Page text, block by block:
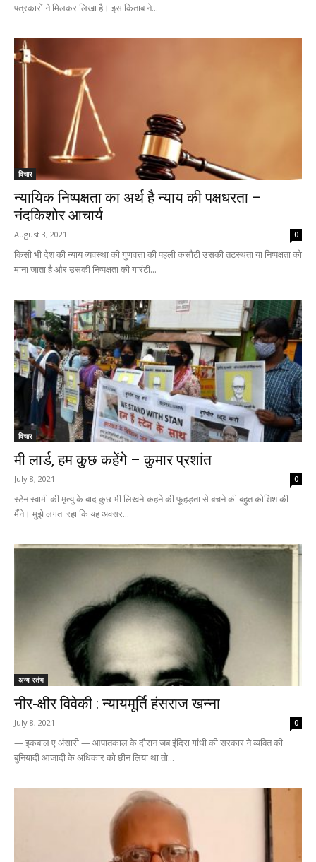
पत्रकारों ने मिलकर लिखा है। इस किताब ने...
विचार
न्यायिक निष्पक्षता का अर्थ है न्याय की पक्षधरता –
नंदकिशोर आचार्य
August 3, 2021 0
किसी भी देश की न्याय व्यवस्था की गुणवत्ता की पहली कसौटी उसकी तटस्थता या निष्पक्षता को
माना जाता है और उसकी निष्पक्षता की गारंटी...
विचार
मी लार्ड, हम कुछ कहेंगे – कुमार प्रशांत
July 8, 2021 0
स्टेन स्वामी की मृत्यु के बाद कुछ भी लिखने-कहने की फूहड़ता से बचने की बहुत कोशिश की
मैंने। मुझे लगता रहा कि यह अवसर...
अन्य स्तंभ
नीर-क्षीर विवेकी : न्यायमूर्ति हंसराज खन्ना
July 8, 2021 0
— इकबाल ए अंसारी — आपातकाल के दौरान जब इंदिरा गांधी की सरकार ने व्यक्ति की
बुनियादी आजादी के अधिकार को छीन लिया था तो...